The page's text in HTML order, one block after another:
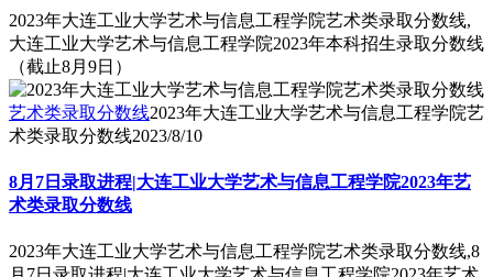
2023年大连工业大学艺术与信息工程学院艺术类录取分数线,
大连工业大学艺术与信息工程学院2023年本科招生录取分数线
（截止8月9日）
艺术类录取分数线2023年大连工业大学艺术与信息工程学院艺
术类录取分数线2023/8/10
8月7日录取进程|大连工业大学艺术与信息工程学院2023年艺
术类录取分数线
2023年大连工业大学艺术与信息工程学院艺术类录取分数线,8